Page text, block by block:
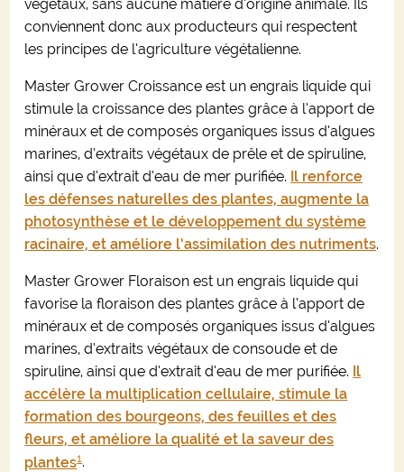
végétaux, sans aucune matière d’origine animale. Ils
conviennent donc aux producteurs qui respectent
les principes de l’agriculture végétalienne.
Master Grower Croissance est un engrais liquide qui
stimule la croissance des plantes grâce à l’apport de
minéraux et de composés organiques issus d’algues
marines, d’extraits végétaux de prêle et de spiruline,
ainsi que d’extrait d’eau de mer purifiée. Il renforce
les défenses naturelles des plantes, augmente la
photosynthèse et le développement du système
racinaire, et améliore l’assimilation des nutriments.
Master Grower Floraison est un engrais liquide qui
favorise la floraison des plantes grâce à l’apport de
minéraux et de composés organiques issus d’algues
marines, d’extraits végétaux de consoude et de
spiruline, ainsi que d’extrait d’eau de mer purifiée. Il
accélère la multiplication cellulaire, stimule la
formation des bourgeons, des feuilles et des
fleurs, et améliore la qualité et la saveur des
plantes1.